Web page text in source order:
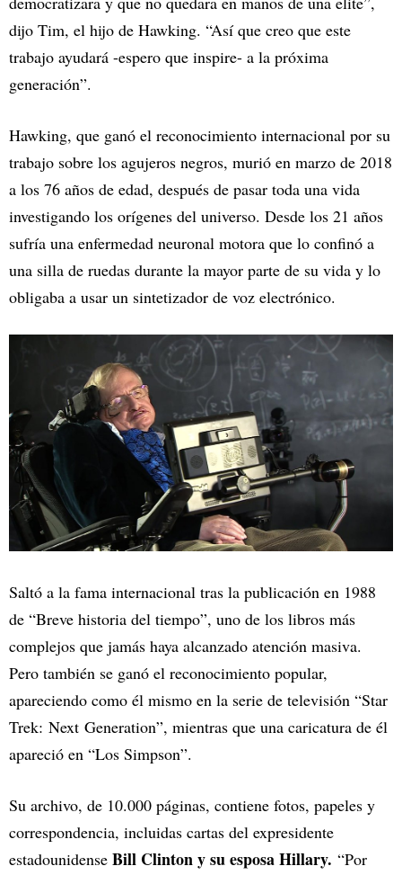
dijo Tim, el hijo de Hawking. “Así que creo que este
trabajo ayudará -espero que inspire- a la próxima
generación”.
Hawking, que ganó el reconocimiento internacional por su
trabajo sobre los agujeros negros, murió en marzo de 2018
a los 76 años de edad, después de pasar toda una vida
investigando los orígenes del universo. Desde los 21 años
sufría una enfermedad neuronal motora que lo confinó a
una silla de ruedas durante la mayor parte de su vida y lo
obligaba a usar un sintetizador de voz electrónico.
Saltó a la fama internacional tras la publicación en 1988
de “Breve historia del tiempo”, uno de los libros más
complejos que jamás haya alcanzado atención masiva.
Pero también se ganó el reconocimiento popular,
apareciendo como él mismo en la serie de televisión “Star
Trek: Next Generation”, mientras que una caricatura de él
apareció en “Los Simpson”.
Su archivo, de 10.000 páginas, contiene fotos, papeles y
correspondencia, incluidas cartas del expresidente
estadounidense Bill Clinton y su esposa Hillary. “Por